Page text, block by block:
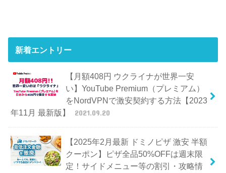
新着エントリー
【月額408円 ウクライナが世界一安
い】YouTube Premium（プレミアム）
をNordVPNで激安契約する方法【2023
年11月 最新版】
2021.09.20
【2025年2月最新 ドミノピザ 激安 半額
クーポン】ピザ全品50%OFFは週末限
定！サイドメニュー等の割引・攻略情